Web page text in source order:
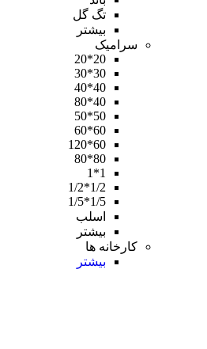
تگ گل
بیشتر
سرامیک
20*20
30*30
40*40
40*80
50*50
60*60
60*120
80*80
1*1
1/2*1/2
1/5*1/5
اسلب
بیشتر
کارخانه ها
بیشتر